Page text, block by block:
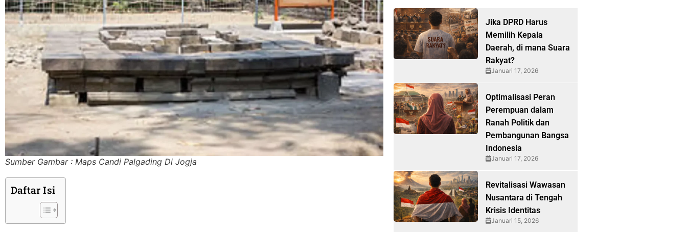
Sumber Gambar : Maps Candi Palgading Di Jogja
Daftar Isi
Jika DPRD Harus
Memilih Kepala
Daerah, di mana Suara
Rakyat?
Januari 17, 2026
Optimalisasi Peran
Perempuan dalam
Ranah Politik dan
Pembangunan Bangsa
Indonesia
Januari 17, 2026
Revitalisasi Wawasan
Nusantara di Tengah
Krisis Identitas
Januari 15, 2026